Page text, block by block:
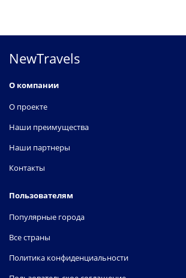
NewTravels
О компании
О проекте
Наши преимущества
Наши партнеры
Контакты
Пользователям
Популярные города
Все страны
Политика конфиденциальности